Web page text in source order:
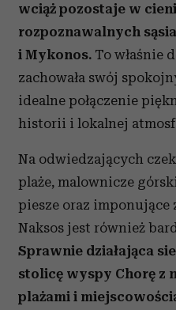
wciąż pozostaje w
rozpoznawalnych
i Mykonos. To właśnie
zachowała swój
idealne połączenie
historii i lokalnej
Na odwiedzających
plaże, malownicze
piesze oraz
Naksos jest również
Sprawnie działająca
stolicę wyspy Chorę z
plażami i